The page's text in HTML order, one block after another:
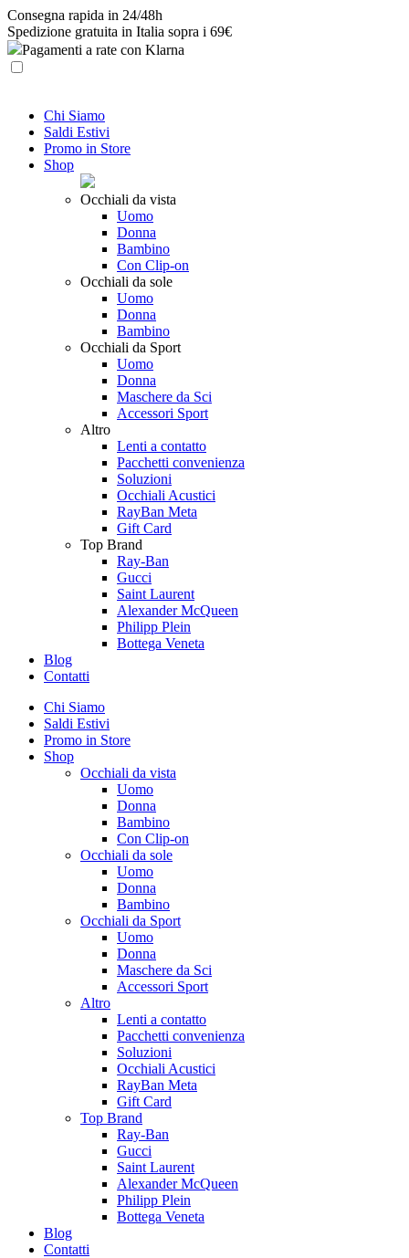
Skip
to
content
Consegna rapida in 24/48h
Spedizione gratuita in Italia sopra i 69€
Pagamenti a rate con Klarna
Chi Siamo
Saldi Estivi
Promo in Store
Shop
Occhiali da vista
Uomo
Donna
Bambino
Con Clip-on
Occhiali da sole
Uomo
Donna
Bambino
Occhiali da Sport
Uomo
Donna
Maschere da Sci
Accessori Sport
Altro
Lenti a contatto
Pacchetti convenienza
Soluzioni
Occhiali Acustici
RayBan Meta
Gift Card
Top Brand
Ray-Ban
Gucci
Saint Laurent
Alexander McQueen
Philipp Plein
Bottega Veneta
Blog
Contatti
Chi Siamo
Saldi Estivi
Promo in Store
Shop
Occhiali da vista
Uomo
Donna
Bambino
Con Clip-on
Occhiali da sole
Uomo
Donna
Bambino
Occhiali da Sport
Uomo
Donna
Maschere da Sci
Accessori Sport
Altro
Lenti a contatto
Pacchetti convenienza
Soluzioni
Occhiali Acustici
RayBan Meta
Gift Card
Top Brand
Ray-Ban
Gucci
Saint Laurent
Alexander McQueen
Philipp Plein
Bottega Veneta
Blog
Contatti